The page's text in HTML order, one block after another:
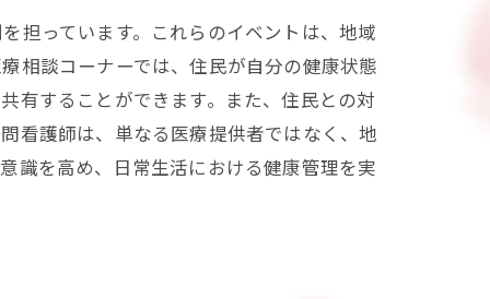
担っています。これらのイベントは、地域
相談コーナーでは、住民が自分の健康状態
有することができます。また、住民との対
看護師は、単なる医療提供者ではなく、地
識を高め、日常生活における健康管理を実